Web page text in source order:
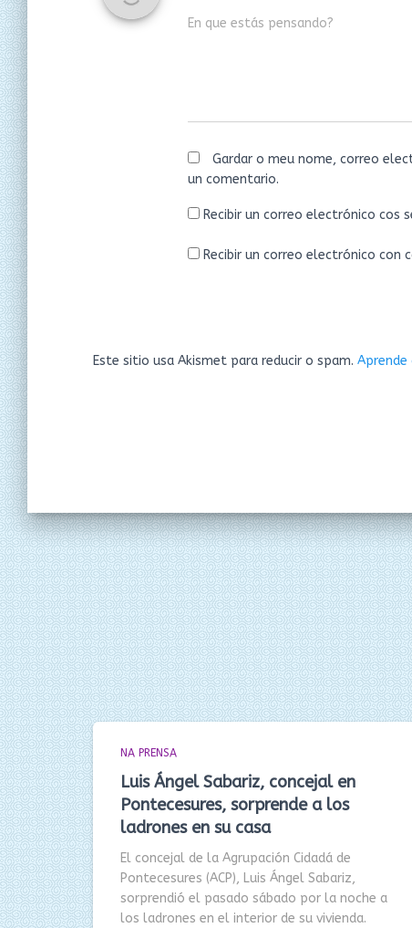
En que estás pensando?
Gardar o meu nome, correo
un comentario.
Recibir un correo electrónico cos
Recibir un correo electrónico con
Este sitio usa Akismet para reducir o spam.
NA PRENSA
Luis Ángel Sabariz, concejal en
Pontecesures, sorprende a los
ladrones en su casa
El concejal de la Agrupación Cidadá de
Pontecesures (ACP), Luis Ángel Sabariz,
sorprendió el pasado sábado por la noche a
los ladrones en el interior de su vivienda.